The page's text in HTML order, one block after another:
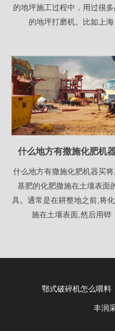
的地坪施工过程中，用过很多
的地坪打磨机。比如上海
什么地方有撒施化肥机
什么地方有撒施化肥机器买
基肥的化肥撒施在土壤表面
具。通常是在耕整地之前,将
施在土壤表面,然后用铧
鄂式破碎机怎么喂料
丰润